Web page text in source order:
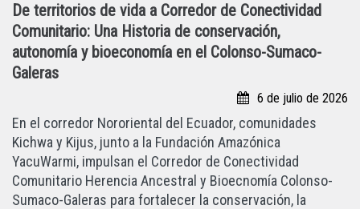
De territorios de vida a Corredor de Conectividad
Comunitario: Una Historia de conservación,
autonomía y bioeconomía en el Colonso-Sumaco-
Galeras
6 de julio de 2026
En el corredor Nororiental del Ecuador, comunidades
Kichwa y Kijus, junto a la Fundación Amazónica
YacuWarmi, impulsan el Corredor de Conectividad
Comunitario Herencia Ancestral y Bioecnomía Colonso-
Sumaco-Galeras para fortalecer la conservación, la